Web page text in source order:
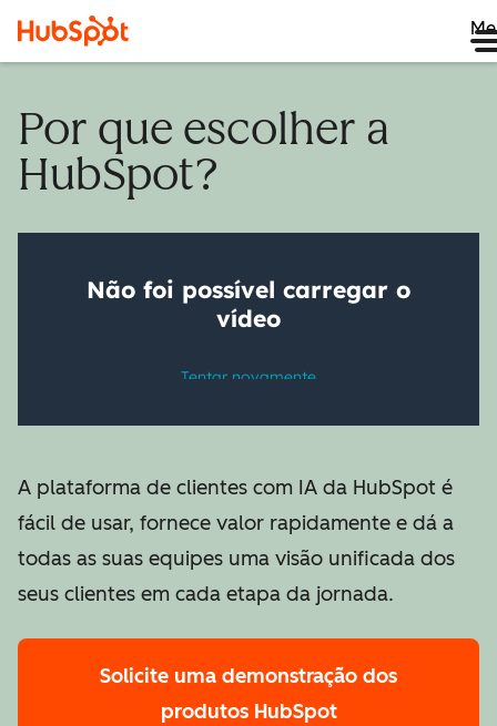
Por que escolher a
HubSpot?
A plataforma de clientes com IA da HubSpot é
fácil de usar, fornece valor rapidamente e dá a
todas as suas equipes uma visão unificada dos
seus clientes em cada etapa da jornada.
Solicite uma demonstração dos
produtos HubSpot